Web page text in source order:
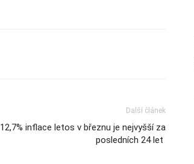
Další článek
12,7% inflace letos v březnu je nejvyšší za
posledních 24 let